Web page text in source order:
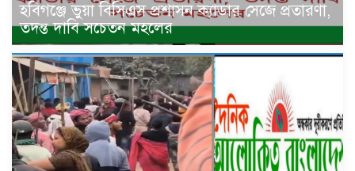
হবিগঞ্জে ভুয়া বিসিএস প্রশাসন ক্যাডার সেজে প্রতারণা,
তদন্ত দাবি সচেতন মহলের